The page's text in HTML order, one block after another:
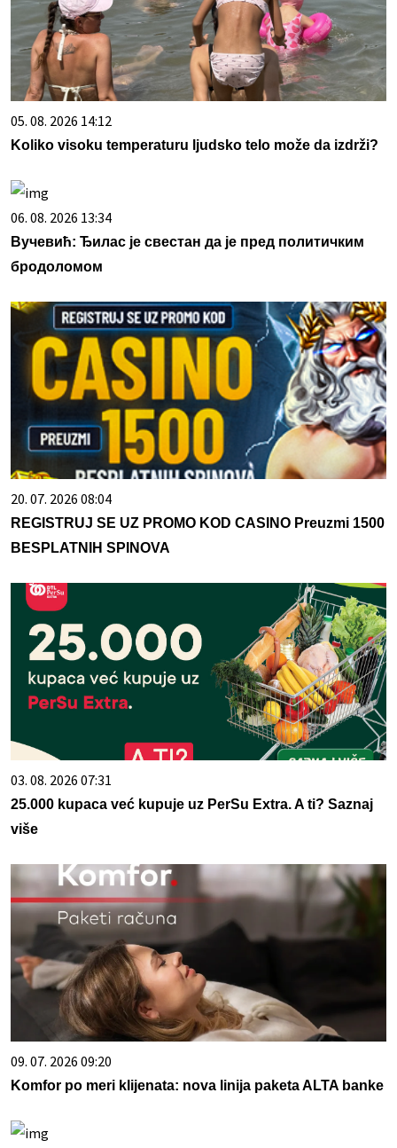
05. 08. 2026 14:12
Koliko visoku temperaturu ljudsko telo može da izdrži?
06. 08. 2026 13:34
Вучевић: Ђилас је свестан да је пред политичким
бродоломом
20. 07. 2026 08:04
REGISTRUJ SE UZ PROMO KOD CASINO Preuzmi 1500
BESPLATNIH SPINOVA
03. 08. 2026 07:31
25.000 kupaca već kupuje uz PerSu Extra. A ti? Saznaj
više
09. 07. 2026 09:20
Komfor po meri klijenata: nova linija paketa ALTA banke